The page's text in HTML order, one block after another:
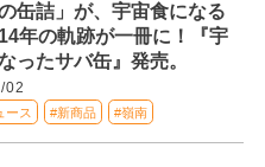
の缶詰」が、宇宙食になる
年の軌跡が一冊に！『宇
ったサバ缶』発売。
02
ース #新商品 #嶺南